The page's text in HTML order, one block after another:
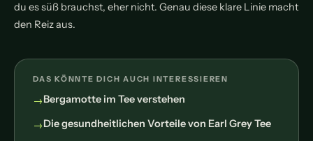
du es süß brauchst, eher nicht. Genau diese klare Linie macht
den Reiz aus.
DAS KÖNNTE DICH AUCH INTERESSIEREN
Bergamotte im Tee verstehen
Die gesundheitlichen Vorteile von Earl Grey Tee